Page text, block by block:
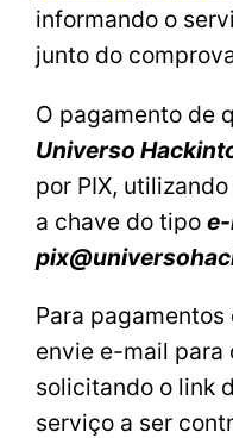
informando o
junto do
O pagamento de
Universo
por PIX,
a chave do tipo
Para
envie e-mail para
solicitando o link
serviço a ser